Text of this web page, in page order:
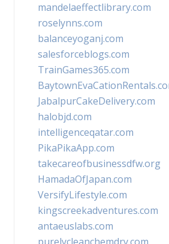
mandelaeffectlibrary.com
roselynns.com
balanceyoganj.com
salesforceblogs.com
TrainGames365.com
JabalpurCakeDelivery.com
halobjd.com
intelligenceqatar.com
PikaPikaApp.com
takecareofbusinessdfw.org
HamadaOfJapan.com
VersifyLifestyle.com
kingscreekadventures.com
antaeuslabs.com